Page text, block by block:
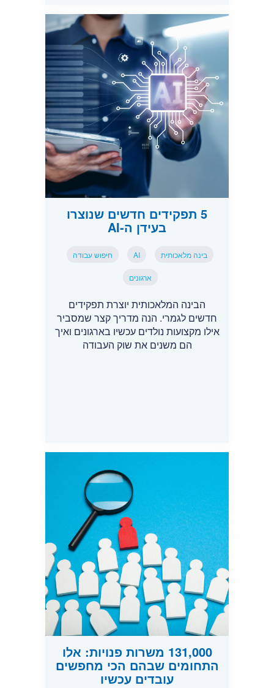
5 תפקידים חדשים שנוצרו
בעידן ה-AI
בינה מלאכותית AI חיפוש עבודה
ארגונים
הבינה המלאכותית יוצרת תפקידים
חדשים לגמרי. הנה מדריך קצר שמסביר
אילו מקצועות נולדים עכשיו בארגונים ואיך
הם משנים את שוק העבודה
131,000 משרות פנויות: אלו
התחומים שבהם הכי מחפשים
עובדים עכשיו